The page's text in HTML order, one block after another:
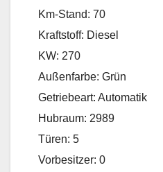
Km-Stand: 70
Kraftstoff: Diesel
KW: 270
Außenfarbe: Grün
Getriebeart: Automatik
Hubraum: 2989
Türen: 5
Vorbesitzer: 0